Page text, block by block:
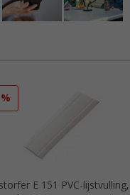
%
E 151 PVC-lijstvulling,